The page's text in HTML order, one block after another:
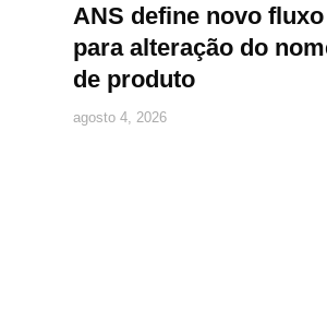
ANS define novo fluxo
para alteração do
de produto
agosto 4, 2026